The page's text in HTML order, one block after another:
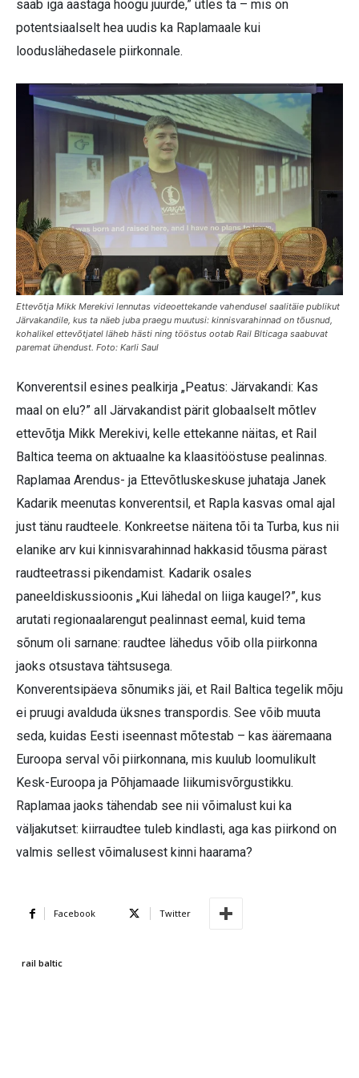
saab iga aastaga hoogu juurde,” ütles ta – mis on
potentsiaalselt hea uudis ka Raplamaale kui
looduslähedasele piirkonnale.
Ettevõtja Mikk Merekivi lennutas videoettekande vahendusel saalitäie publikut
Järvakandile, kus ta näeb juba praegu muutusi: kinnisvarahinnad on tõusnud,
kohalikel ettevõtjatel läheb hästi ning tööstus ootab Rail Blticaga saabuvat
paremat ühendust. Foto: Karli Saul
Konverentsil esines pealkirja „Peatus: Järvakandi: Kas
maal on elu?” all Järvakandist pärit globaalselt mõtlev
ettevõtja Mikk Merekivi, kelle ettekanne näitas, et Rail
Baltica teema on aktuaalne ka klaasitööstuse pealinnas.
Raplamaa Arendus- ja Ettevõtluskeskuse juhataja Janek
Kadarik meenutas konverentsil, et Rapla kasvas omal ajal
just tänu raudteele. Konkreetse näitena tõi ta Turba, kus nii
elanike arv kui kinnisvarahinnad hakkasid tõusma pärast
raudteetrassi pikendamist. Kadarik osales
paneeldiskussioonis „Kui lähedal on liiga kaugel?”, kus
arutati regionaalarengut pealinnast eemal, kuid tema
sõnum oli sarnane: raudtee lähedus võib olla piirkonna
jaoks otsustava tähtsusega.
Konverentsipäeva sõnumiks jäi, et Rail Baltica tegelik mõju
ei pruugi avalduda üksnes transpordis. See võib muuta
seda, kuidas Eesti iseennast mõtestab – kas ääremaana
Euroopa serval või piirkonnana, mis kuulub loomulikult
Kesk-Euroopa ja Põhjamaade liikumisvõrgustikku.
Raplamaa jaoks tähendab see nii võimalust kui ka
väljakutset: kiirraudtee tuleb kindlasti, aga kas piirkond on
valmis sellest võimalusest kinni haarama?
Facebook Twitter
rail baltic